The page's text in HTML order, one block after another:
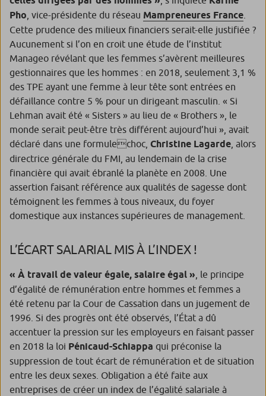
Pho , vice-présidente du réseau Mampreneures France
Cette prudence des milieux financiers serait-elle justifiée ?
Aucunement si l’on en croit une étude de l’institut
Manageo révélant que les femmes s’avèrent meilleures
gestionnaires que les hommes : en 2018, seulement 3,1 %
des TPE ayant une femme à leur tête sont entrées en
défaillance contre 5 % pour un dirigeant masculin. « Si
Lehman avait été « Sisters » au lieu de « Brothers », le
monde serait peut-être très différent aujourd’hui », avait
déclaré dans une formulechoc, Christine Lagarde , alors
directrice générale du FMI, au lendemain de la crise
financière qui avait ébranlé la planète en 2008. Une
assertion faisant référence aux qualités de sagesse dont
témoignent les femmes à tous niveaux, du foyer
domestique aux instances supérieures de management.
L’ÉCART SALARIAL MIS À L’INDEX !
« À travail de valeur égale, salaire égal » , le principe
d’égalité de rémunération entre hommes et femmes a
été retenu par la Cour de Cassation dans un jugement de
1996. Si des progrès ont été observés, l’État a dû
accentuer la pression sur les employeurs en faisant passer
en 2018 la loi Pénicaud-Schiappa qui préconise la
suppression de tout écart de rémunération et de situation
entre les deux sexes. Obligation a été faite aux
entreprises de créer un index de l’égalité salariale à